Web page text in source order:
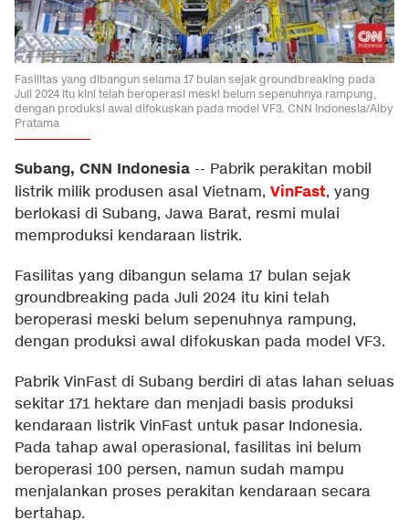
Fasilitas yang dibangun selama 17 bulan sejak groundbreaking pada
Juli 2024 itu kini telah beroperasi meski belum sepenuhnya rampung,
dengan produksi awal difokuskan pada model VF3. CNN Indonesia/Alby
Pratama
Subang, CNN Indonesia -- Pabrik perakitan mobil
listrik milik produsen asal Vietnam, VinFast, yang
berlokasi di Subang, Jawa Barat, resmi mulai
memproduksi kendaraan listrik.
Fasilitas yang dibangun selama 17 bulan sejak
groundbreaking pada Juli 2024 itu kini telah
beroperasi meski belum sepenuhnya rampung,
dengan produksi awal difokuskan pada model VF3.
Pabrik VinFast di Subang berdiri di atas lahan seluas
sekitar 171 hektare dan menjadi basis produksi
kendaraan listrik VinFast untuk pasar Indonesia.
Pada tahap awal operasional, fasilitas ini belum
beroperasi 100 persen, namun sudah mampu
menjalankan proses perakitan kendaraan secara
bertahap.